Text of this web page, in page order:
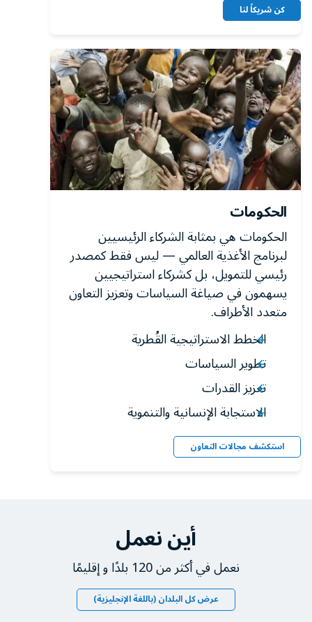
كن شريكاً لنا
الحكومات
الحكومات هي بمثابة الشركاء الرئيسيين
لبرنامج الأغذية العالمي — ليس فقط كمصدر
رئيسي للتمويل، بل كشركاء استراتيجيين
يسهمون في صياغة السياسات وتعزيز التعاون
متعدد الأطراف.
الخطط الاستراتيجية القُطرية
تطوير السياسات
تعزيز القدرات
الاستجابة الإنسانية والتنموية
استكشف مجالات التعاون
أين نعمل
نعمل في أكثر من 120 بلدًا و إقليمًا
عرض كل البلدان (باللغة الإنجليزية)